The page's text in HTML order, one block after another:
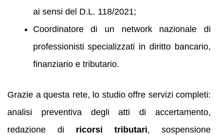
ai sensi del D.L. 118/2021;
Coordinatore di un network nazionale di
professionisti specializzati in diritto bancario,
finanziario e tributario.
Grazie a questa rete, lo studio offre servizi completi:
analisi preventiva degli atti di accertamento,
redazione di ricorsi tributari, sospensione